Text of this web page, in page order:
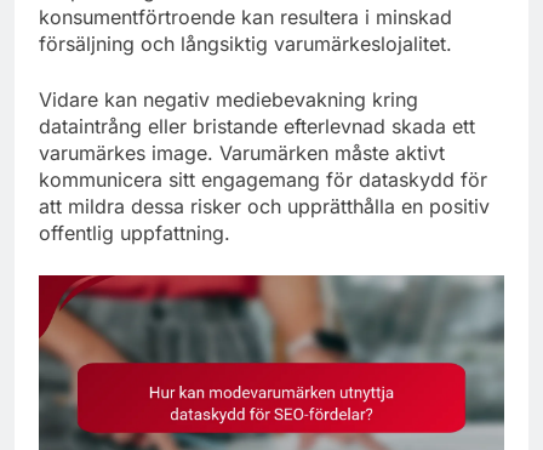
konsumentförtroende kan resultera i minskad
försäljning och långsiktig varumärkeslojalitet.
Vidare kan negativ mediebevakning kring
dataintrång eller bristande efterlevnad skada ett
varumärkes image. Varumärken måste aktivt
kommunicera sitt engagemang för dataskydd för
att mildra dessa risker och upprätthålla en positiv
offentlig uppfattning.